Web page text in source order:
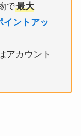
で最大
イントアッ
アカウント